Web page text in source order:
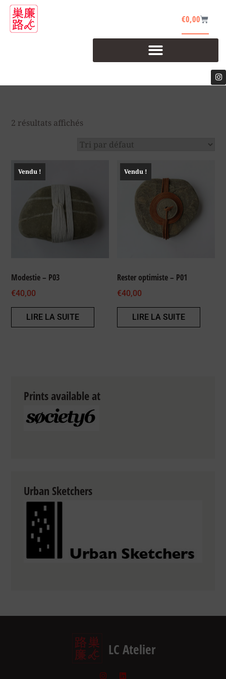
€0,00
2 résultats affichés
Vendu !
Modestie – P03
€40,00
LIRE LA SUITE
Vendu !
Rester optimiste – P01
€40,00
LIRE LA SUITE
Prints available at
Urban Sketchers
LC Atelier